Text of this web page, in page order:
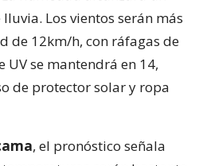
Los vientos serán más
de 12km/h, con ráfagas de
UV se mantendrá en 14,
de protector solar y ropa
, el pronóstico señala